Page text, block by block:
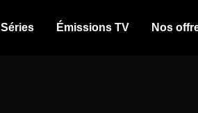
Séries Émissions TV Nos